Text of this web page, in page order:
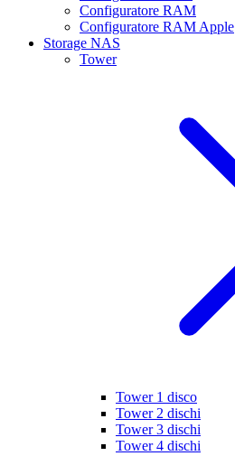
Configuratore RAM
Configuratore RAM Apple
Storage NAS
Tower
Tower 1 disco
Tower 2 dischi
Tower 3 dischi
Tower 4 dischi